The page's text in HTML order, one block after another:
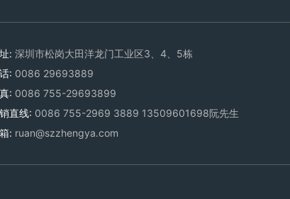
: 深圳市松岗大田洋龙门工业区3、4、5栋
: 0086 29693889
: 0086 755-29693899
直线: 0086 755-2969 3889 13509601698阮先生
: ruan@szzhengya.com